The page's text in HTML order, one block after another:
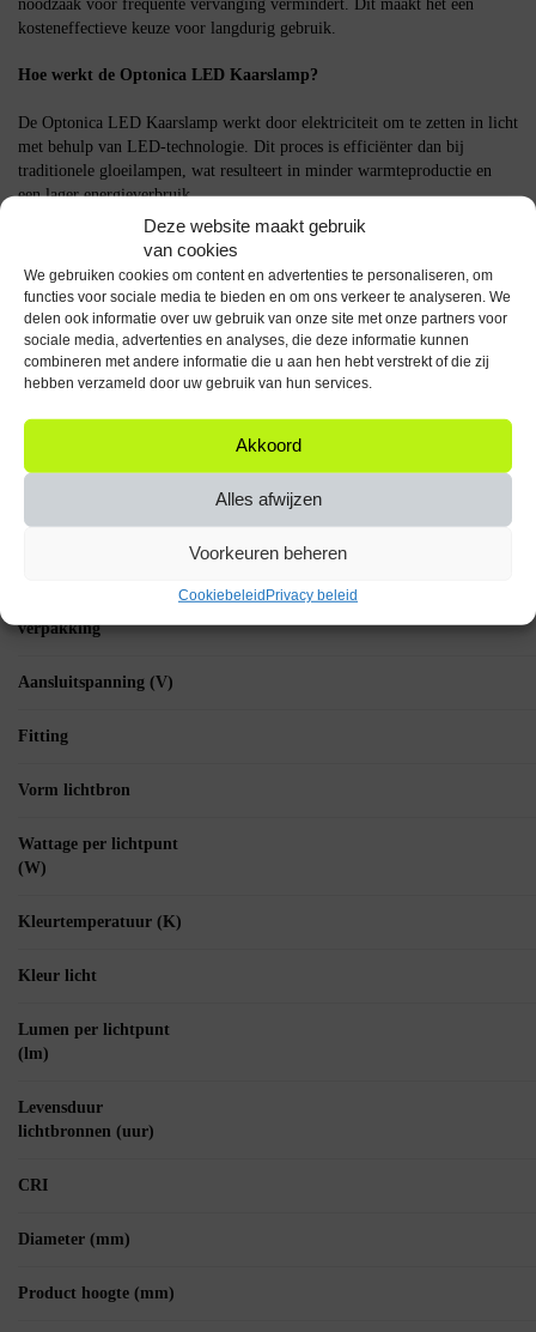
Deze website maakt gebruik
van cookies
We gebruiken cookies om content en advertenties te personaliseren, om
functies voor sociale media te bieden en om ons verkeer te analyseren. We
delen ook informatie over uw gebruik van onze site met onze partners voor
sociale media, advertenties en analyses, die deze informatie kunnen
combineren met andere informatie die u aan hen hebt verstrekt of die zij
hebben verzameld door uw gebruik van hun services.
Akkoord
Alles afwijzen
Voorkeuren beheren
CookiebeleidPrivacy beleid
noodzaak voor frequente vervanging vermindert. Dit maakt het een
kosteneffectieve keuze voor langdurig gebruik.
Hoe werkt de Optonica LED Kaarslamp?
De Optonica LED Kaarslamp werkt door elektriciteit om te zetten in licht
met behulp van LED-technologie. Dit proces is efficiënter dan bij
traditionele gloeilampen, wat resulteert in minder warmteproductie en
een lager energieverbruik.
Vermogen: 3.7W
Vervangt: 25W gloeilamp
Lichtopbrengst: 320 lumen
Kleurtemperatuur: 6000K (Koel Wit)
Fitting: E14
De Optonica LED Kaarslamp C37 E14 is een praktische keuze voor wie
op zoek is naar energiezuinige en duurzame verlichting.
verpakking
Aansluitspanning (V)
Fitting
Vorm lichtbron
Wattage per lichtpunt
(W)
Kleurtemperatuur (K)
Kleur licht
Lumen per lichtpunt
(lm)
Levensduur
lichtbronnen (uur)
CRI
Diameter (mm)
Product hoogte (mm)